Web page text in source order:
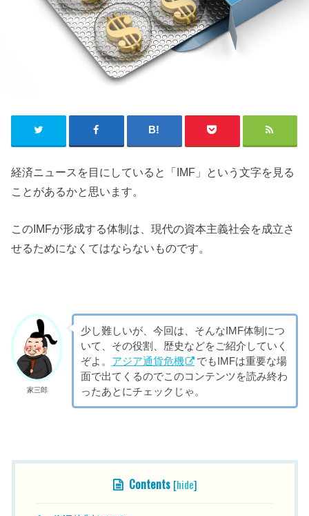
経済ニュースを目にしていると「IMF」という文字を見る
ことがあるかと思います。
このIMFが形成する体制は、現代の資本主義社会を成立さ
せるためになくてはならないものです。
家三郎
少し難しいが、今回は、そんなIMF体制につ
いて、その役割、歴史などをご紹介していく
ぞよ。 アジア通貨危機
でもIMFは重要な場
面で出てくるのでこのコンテンツを読み終わ
ったあとにチェックじゃ。
Contents [hide]